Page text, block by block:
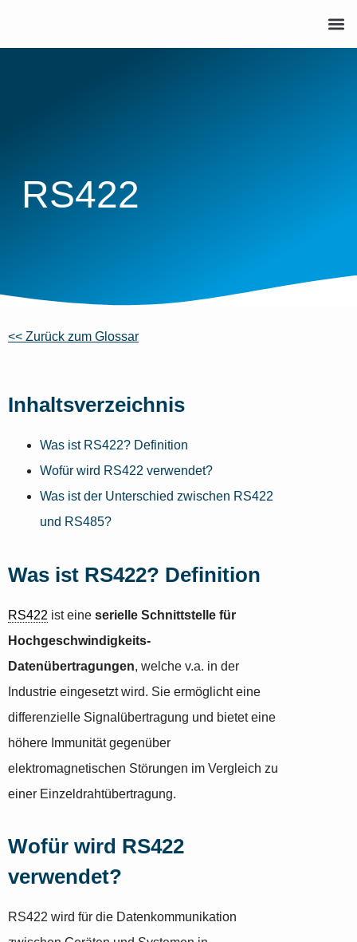
RS422
<< Zurück zum Glossar
Inhaltsverzeichnis
Was ist RS422? Definition
Wofür wird RS422 verwendet?
Was ist der Unterschied zwischen RS422
und RS485?
Was ist RS422? Definition
RS422 ist eine serielle Schnittstelle für
Hochgeschwindigkeits-
Datenübertragungen, welche v.a. in der
Industrie eingesetzt wird. Sie ermöglicht eine
differenzielle Signalübertragung und bietet eine
höhere Immunität gegenüber
elektromagnetischen Störungen im Vergleich zu
einer Einzeldrahtübertragung.
Wofür wird RS422
verwendet?
RS422 wird für die Datenkommunikation